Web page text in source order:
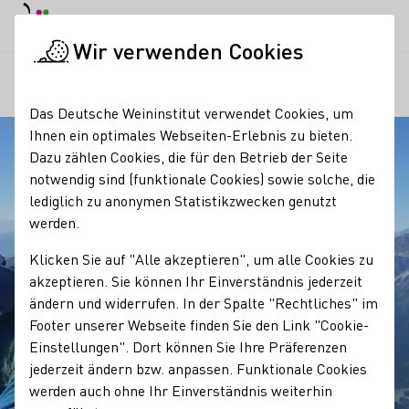
Wir verwenden Cookies
Das Deutsche Weininstitut verwendet Cookies, um
Ihnen ein optimales Webseiten-Erlebnis zu bieten.
Dazu zählen Cookies, die für den Betrieb der Seite
notwendig sind (funktionale Cookies) sowie solche, die
lediglich zu anonymen Statistikzwecken genutzt
werden.
Klicken Sie auf "Alle akzeptieren", um alle Cookies zu
akzeptieren. Sie können Ihr Einverständnis jederzeit
ändern und widerrufen. In der Spalte "Rechtliches" im
Footer unserer Webseite finden Sie den Link "Cookie-
Einstellungen". Dort können Sie Ihre Präferenzen
jederzeit ändern bzw. anpassen. Funktionale Cookies
werden auch ohne Ihr Einverständnis weiterhin